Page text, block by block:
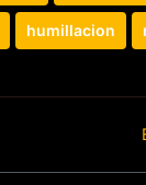
humillacion